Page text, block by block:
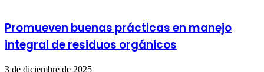
Promueven buenas prácticas en manejo
integral de residuos orgánicos
3 de diciembre de 2025